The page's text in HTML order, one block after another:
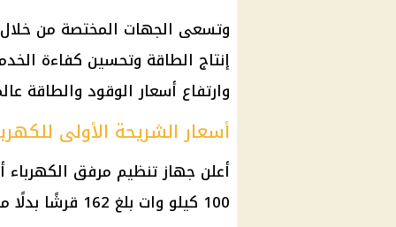
وتسعى الجهات المختصة من
إنتاج الطاقة وتحسين كفاءة
وارتفاع أسعار الوقود والطاقة
أسعار الشريحة الأولى
أعلن جهاز تنظيم مرفق
100 كيلو وات بلغ 162 قرشًا بدلًا من 85 قرشًا.